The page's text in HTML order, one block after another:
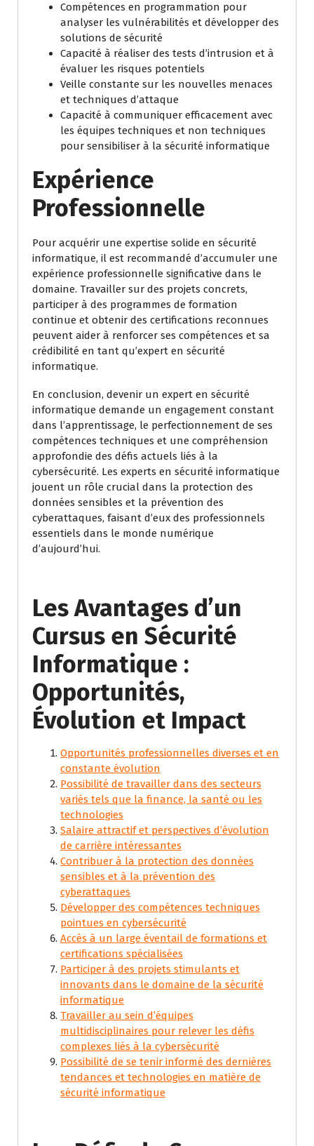
Compétences en programmation pour
analyser les vulnérabilités et développer des
solutions de sécurité
Capacité à réaliser des tests d’intrusion et à
évaluer les risques potentiels
Veille constante sur les nouvelles menaces
et techniques d’attaque
Capacité à communiquer efficacement avec
les équipes techniques et non techniques
pour sensibiliser à la sécurité informatique
Expérience
Professionnelle
Pour acquérir une expertise solide en sécurité
informatique, il est recommandé d’accumuler une
expérience professionnelle significative dans le
domaine. Travailler sur des projets concrets,
participer à des programmes de formation
continue et obtenir des certifications reconnues
peuvent aider à renforcer ses compétences et sa
crédibilité en tant qu’expert en sécurité
informatique.
En conclusion, devenir un expert en sécurité
informatique demande un engagement constant
dans l’apprentissage, le perfectionnement de ses
compétences techniques et une compréhension
approfondie des défis actuels liés à la
cybersécurité. Les experts en sécurité informatique
jouent un rôle crucial dans la protection des
données sensibles et la prévention des
cyberattaques, faisant d’eux des professionnels
essentiels dans le monde numérique
d’aujourd’hui.
Les Avantages d’un
Cursus en Sécurité
Informatique :
Opportunités,
Évolution et Impact
Opportunités professionnelles diverses et en
constante évolution
Possibilité de travailler dans des secteurs
variés tels que la finance, la santé ou les
technologies
Salaire attractif et perspectives d’évolution
de carrière intéressantes
Contribuer à la protection des données
sensibles et à la prévention des
cyberattaques
Développer des compétences techniques
pointues en cybersécurité
Accès à un large éventail de formations et
certifications spécialisées
Participer à des projets stimulants et
innovants dans le domaine de la sécurité
informatique
Travailler au sein d’équipes
multidisciplinaires pour relever les défis
complexes liés à la cybersécurité
Possibilité de se tenir informé des dernières
tendances et technologies en matière de
sécurité informatique